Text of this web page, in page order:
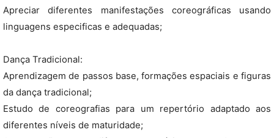
Apreciar diferentes manifestações coreográficas usando
linguagens especificas e adequadas;
Dança Tradicional:
Aprendizagem de passos base, formações espaciais e figuras
da dança tradicional;
Estudo de coreografias para um repertório adaptado aos
diferentes níveis de maturidade;